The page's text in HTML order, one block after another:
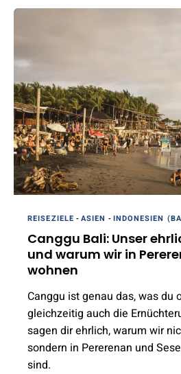
REISEZIELE -ASIEN -INDONESIEN
Canggu Bali: Unser
und warum wir in
wohnen
Canggu ist genau das, was du
gleichzeitig auch die
sagen dir ehrlich, warum wir
sondern in Pererenan und
sind.